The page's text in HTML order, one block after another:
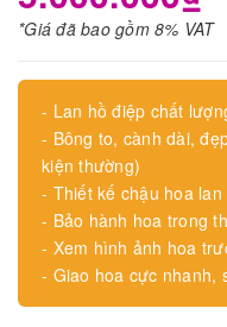
*Giá đã bao gồm 8% VAT
- Lan hồ điệp chất
- Bông to, cành dài,
kiện thường)
- Thiết kế chậu hoa
- Bảo hành hoa trong
- Xem hình ảnh hoa
- Giao hoa cực nhanh,